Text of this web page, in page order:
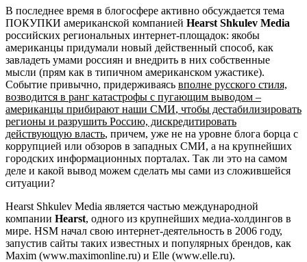
В последнее время в блогосфере активно обсуждается тема
ПОКУПКИ американской компанией Hearst Shkulev Media
российских региональных интернет-площадок: якобы
американцы придумали новый действенный способ, как
завладеть умами россиян и внедрить в них собственные
мысли (прям как в типичном американском ужастике).
Событие привычно, придерживаясь вполне русского стиля,
возводится в ранг катастрофы с пугающим выводом –
американцы прибирают наши СМИ, чтобы дестабилизировать
регионы и разрушить Россию, дискредитировать
действующую власть, причем, уже не на уровне блога борца с
коррупцией или обзоров в западных СМИ, а на крупнейших
городских информационных порталах. Так ли это на самом
деле и какой вывод можем сделать мы сами из сложившейся
ситуации?
Hearst Shkulev Media является частью международной
компании Hearst, одного из крупнейших медиа-холдингов в
мире. HSM начал свою интернет-деятельность в 2006 году,
запустив сайты таких известных и популярных брендов, как
Maxim (www.maximonline.ru) и Elle (www.elle.ru).